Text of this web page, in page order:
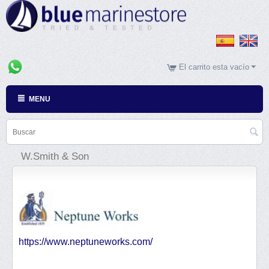
El carrito esta vacío
MENU
W.Smith & Son
https://www.neptuneworks.com/